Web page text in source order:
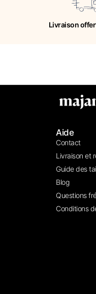
Livraison
Aide
Contact
Livraison et
Guide des
Blog
Questions
Conditions